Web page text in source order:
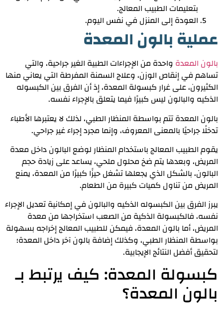
بتعليمات الطبيب المعالج.
العودة إلى المنزل في نفس اليوم.
عملية بالون المعدة
بالون المعدة واحدة من الإجراءات الطبية الغير جراحية، والتي
تساهم في إنقاص الوزن، وعلاج السمنة المفرطة التي يعاني منها
الكثيرون، على غرار كبسولة المعدة، إذ أن الفرق بين الكبسوله
الذكيه والبالون ليس كبيرًا فيما يتعلق بالإجراء نفسه.
بالون المعدةتتم بواسطة المنظار الطبي، لذلك لا يعتبرها الأطباء
تدخلًا جراحيًا بالمعنى المعروف، وإنما مجرد إجراء غير جراحي.
يقوم الطبيب المعالج باستخدام المنظار لوضع البالون داخل معدة
المريض، وبعدها يتم ضخ محلول ملحي، يساعد على زيادة حجم
البالون، بالشكل الذي يجعلها تشغل حيزًا كبيرًا من المعدة، يمنع
المريض من تناول كميات كبيرة من الطعام.
يبرز الفرق بين الكبسوله الذكيه والبالون في إمكانية تعديل الإجراء
نفسه، فالكبسولة الذكية من الصعب استخراجها من معدة
المريض، أما بالون المعدة، فيمكن للطبيب المعالج إخراجه بسهولة
بواسطة المنظار الطبي، وكذلك إضافة بالون آخر داخل المعدة؛
لتحقيق أفضل النتائج الإيجابية.
كبسولة المعدة: كيف يرتبط بـ
بالون المعدة؟